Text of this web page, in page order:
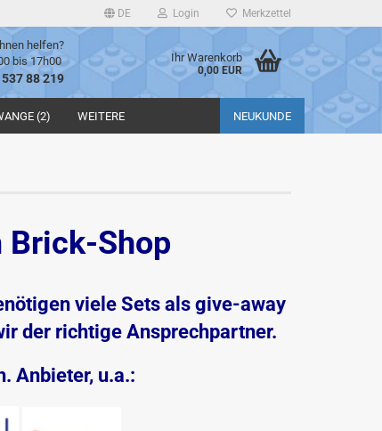
DE Login Merkzettel
helfen?
bis 17h00
88 219
Ihr Warenkorb
0,00 EUR
(2) NEUKUNDE
WEITERE
Shop
viele Sets als give-away
der richtige Ansprechpartner.
Anbieter, u.a.: